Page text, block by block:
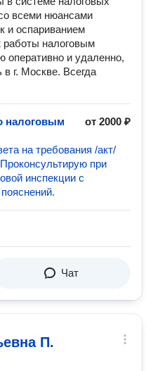
всеми нюансами
и оспариванием
работы налоговым
и удаленно,
г. Москве. Всегда
налоговым
от 2000 ₽
на требования /акт/
при
инспекции с
Чат
П.